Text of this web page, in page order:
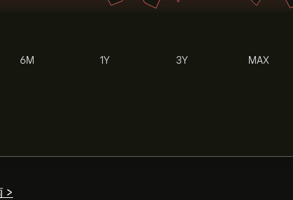
6M 1Y 3Y MAX
>